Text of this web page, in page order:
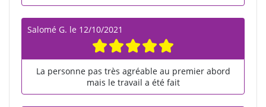
Salomé G. le 12/10/2021
La personne pas très agréable au premier abord
mais le travail a été fait